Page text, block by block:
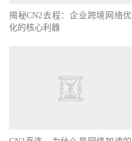
揭秘CN2去程：企业跨境网络优
化的核心利器